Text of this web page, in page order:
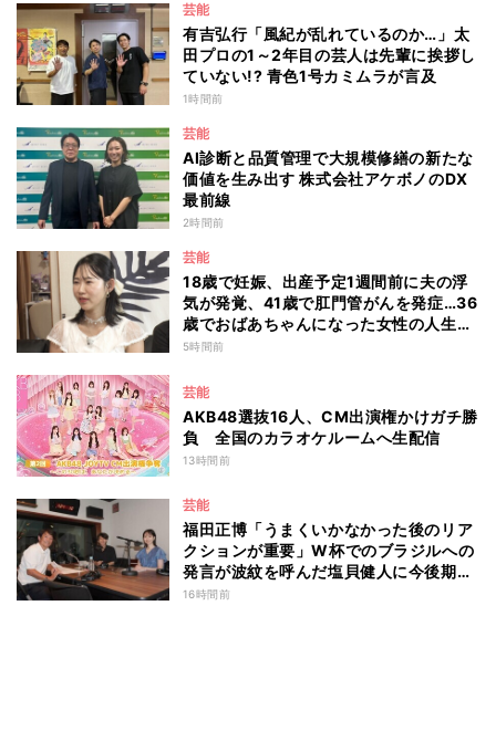
芸能
有吉弘行「風紀が乱れているのか…」太
田プロの1～2年目の芸人は先輩に挨拶し
ていない!? 青色1号カミムラが言及
1時間前
芸能
AI診断と品質管理で大規模修繕の新たな
価値を生み出す 株式会社アケボノのDX
最前線
2時間前
芸能
18歳で妊娠、出産予定1週間前に夫の浮
気が発覚、41歳で肛門管がんを発症…36
歳でおばあちゃんになった女性の人生に
島田珠代も思わず涙 『愛のハイエナ
5時間前
芸能
AKB48選抜16人、CM出演権かけガチ勝
負 全国のカラオケルームへ生配信
13時間前
芸能
福田正博「うまくいかなかった後のリア
クションが重要」W杯でのブラジルへの
発言が波紋を呼んだ塩貝健人に今後期待
することは？
16時間前